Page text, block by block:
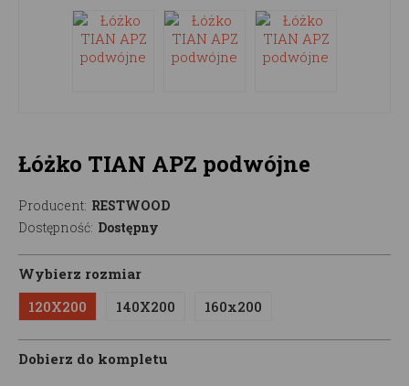
Łóżko TIAN APZ podwójne
Producent: RESTWOOD
Dostępność: Dostępny
Wybierz rozmiar
120X200
140X200 160x200
Dobierz do kompletu